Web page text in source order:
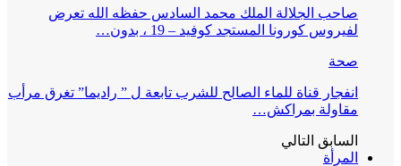
صاحب الجلالة الملك محمد السادس حفظه الله تعرض
لفيروس كورونا المستجد كوفيد – 19 ، بدون…
صحة
انفجار قناة للماء الصالح للشرب تابعة ل ” راديما” تغرق مرأب
مقاولة بمراكش…
السابق التالي
المرأة